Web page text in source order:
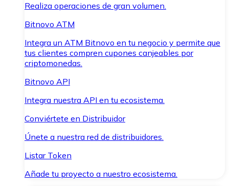
Realiza operaciones de gran volumen.
Bitnovo ATM
Integra un ATM Bitnovo en tu negocio y permite que
tus clientes compren cupones canjeables por
criptomonedas.
Bitnovo API
Integra nuestra API en tu ecosistema.
Conviértete en Distribuidor
Únete a nuestra red de distribuidores.
Listar Token
Añade tu proyecto a nuestro ecosistema.